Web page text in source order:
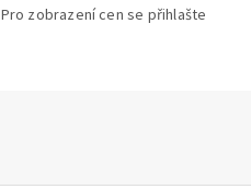
Pro zobrazení cen se přihlašte